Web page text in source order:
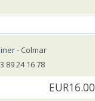
- Colmar
89 24 16 78
EUR16.00